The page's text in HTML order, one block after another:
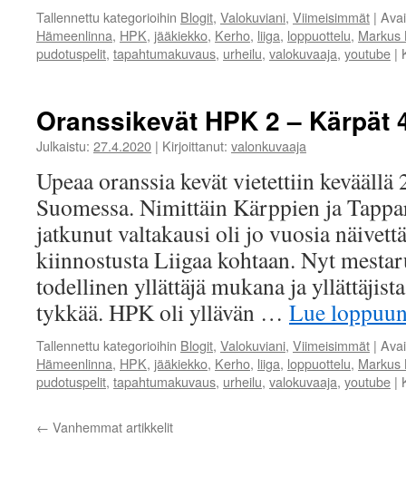
Tallennettu kategorioihin Blogit, Valokuviani, Viimeisimmät |
Hämeenlinna, HPK, jääkiekko, Kerho, liiga, loppuottelu, Markus
pudotuspelit, tapahtumakuvaus, urheilu, valokuvaaja, youtube |
Oranssikevät HPK 2 – Kärpät
Julkaistu: 27.4.2020 | Kirjoittanut: valonkuvaaja
Upeaa oranssia kevät vietettiin keväällä
Suomessa. Nimittäin Kärppien ja
jatkunut valtakausi oli jo vuosia
kiinnostusta Liigaa kohtaan. Nyt
todellinen yllättäjä mukana ja
tykkää. HPK oli yllävän … Lue
Tallennettu kategorioihin Blogit, Valokuviani, Viimeisimmät |
Hämeenlinna, HPK, jääkiekko, Kerho, liiga, loppuottelu, Markus
pudotuspelit, tapahtumakuvaus, urheilu, valokuvaaja, youtube |
← Vanhemmat artikkelit